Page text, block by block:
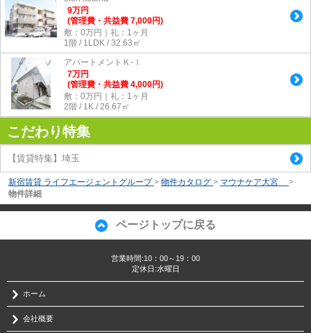
9万円
(管理費・共益費 7,000円)
敷：0万円｜礼：1ヶ月
1階 / 1LDK / 32.63㎡
アパートメントＫ-Ⅰ
7万円
(管理費・共益費 4,000円)
敷：0万円｜礼：1ヶ月
2階 / 1K / 26.67㎡
こだわり特集
【賃貸特集】埼玉
新宿賃貸 ライフエージェントグループ > 物件カタログ > マウナケア大宮 >
物件詳細
ページトップに戻る
営業時間:10：00～19：00
定休日:水曜日
ホーム
会社概要